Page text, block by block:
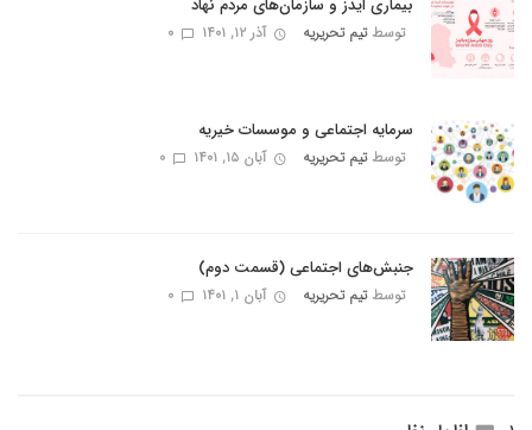
بیماری ایدز و سازمان‌های مردم نهاد
توسطتیم تحریریه آذر ۱۲, ۱۴۰۱ 0
سرمایه اجتماعی و موسسات خیریه
توسطتیم تحریریه آبان ۱۵, ۱۴۰۱ 0
جنبش‌های اجتماعی (قسمت دوم)
توسطتیم تحریریه آبان ۱, ۱۴۰۱ 0